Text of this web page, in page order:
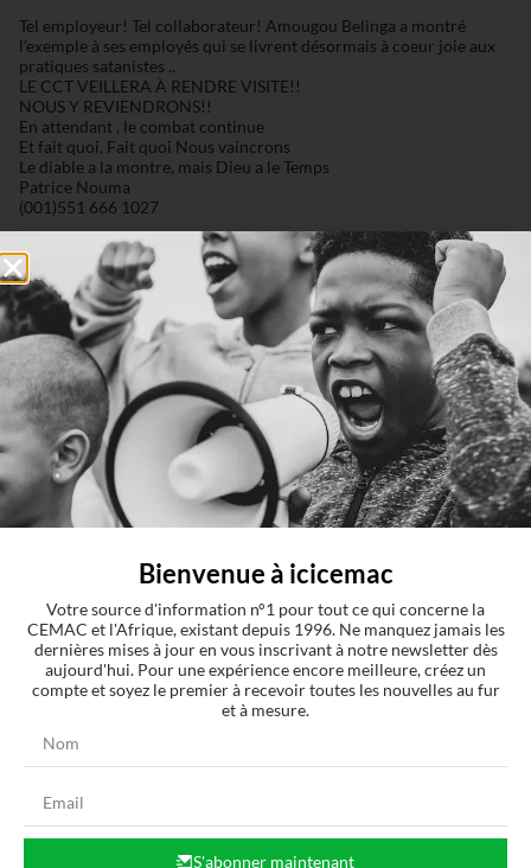
Tel employeur! Tel collaborateur! Amougou Belinga a montré
l’exemple à ses employés qui se livrent désormais à coeur joie aux
pratiques satanistes ..
LE CCT VEILLERA À RENDRE VISITE!!
NOUS Y REVIENDRONS!!
En attendant , le combat continue
Et fait quoi, Fait quoi Nous vaincrons
Le diable a la montre, mais Dieu a le Temps
Patrice Nouma
(001)551 666 1027
https://m.facebook.com/?_rdr#!/story.php?
story_fbid=2040283022915646&id=100008019037647
Comments
Connexion
COMMENTAIRES
Bienvenue à icicemac
Votre source d'information n°1 pour tout ce qui concerne la
CEMAC et l'Afrique, existant depuis 1996. Ne manquez jamais les
dernières mises à jour en vous inscrivant à notre newsletter dès
aujourd'hui. Pour une expérience encore meilleure, créez un
compte et soyez le premier à recevoir toutes les nouvelles au fur
et à mesure.
S'abonner maintenant